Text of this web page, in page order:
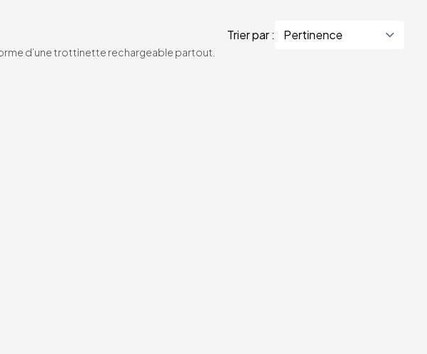
d’une trottinette rechargeable partout.
Trier par :